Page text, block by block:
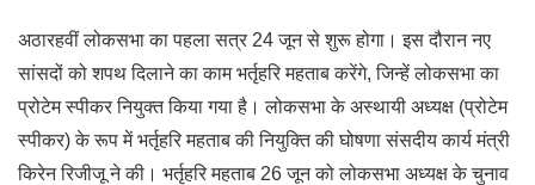
अठारहवीं लोकसभा का पहला सत्र 24 जून से शुरू होगा। इस दौरान नए
सांसदों को शपथ दिलाने का काम भर्तृहरि महताब करेंगे, जिन्हें लोकसभा का
प्रोटेम स्पीकर नियुक्त किया गया है। लोकसभा के अस्थायी अध्यक्ष (प्रोटेम
स्पीकर) के रूप में भर्तृहरि महताब की नियुक्ति की घोषणा संसदीय कार्य मंत्री
किरेन रिजीजू ने की। भर्तृहरि महताब 26 जून को लोकसभा अध्यक्ष के चुनाव